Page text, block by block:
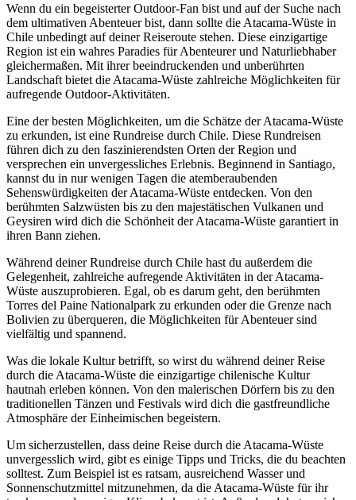
Wenn du ein begeisterter Outdoor-Fan bist und auf der Suche nach
dem ultimativen Abenteuer bist, dann sollte die Atacama-Wüste in
Chile unbedingt auf deiner Reiseroute stehen. Diese einzigartige
Region ist ein wahres Paradies für Abenteurer und Naturliebhaber
gleichermaßen. Mit ihrer beeindruckenden und unberührten
Landschaft bietet die Atacama-Wüste zahlreiche Möglichkeiten für
aufregende Outdoor-Aktivitäten.
Eine der besten Möglichkeiten, um die Schätze der Atacama-Wüste
zu erkunden, ist eine Rundreise durch Chile. Diese Rundreisen
führen dich zu den faszinierendsten Orten der Region und
versprechen ein unvergessliches Erlebnis. Beginnend in Santiago,
kannst du in nur wenigen Tagen die atemberaubenden
Sehenswürdigkeiten der Atacama-Wüste entdecken. Von den
berühmten Salzwüsten bis zu den majestätischen Vulkanen und
Geysiren wird dich die Schönheit der Atacama-Wüste garantiert in
ihren Bann ziehen.
Während deiner Rundreise durch Chile hast du außerdem die
Gelegenheit, zahlreiche aufregende Aktivitäten in der Atacama-
Wüste auszuprobieren. Egal, ob es darum geht, den berühmten
Torres del Paine Nationalpark zu erkunden oder die Grenze nach
Bolivien zu überqueren, die Möglichkeiten für Abenteuer sind
vielfältig und spannend.
Was die lokale Kultur betrifft, so wirst du während deiner Reise
durch die Atacama-Wüste die einzigartige chilenische Kultur
hautnah erleben können. Von den malerischen Dörfern bis zu den
traditionellen Tänzen und Festivals wird dich die gastfreundliche
Atmosphäre der Einheimischen begeistern.
Um sicherzustellen, dass deine Reise durch die Atacama-Wüste
unvergesslich wird, gibt es einige Tipps und Tricks, die du beachten
solltest. Zum Beispiel ist es ratsam, ausreichend Wasser und
Sonnenschutzmittel mitzunehmen, da die Atacama-Wüste für ihr